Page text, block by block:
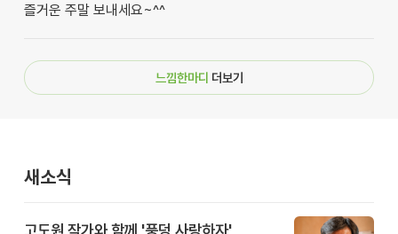
즐거운 주말 보내세요~^^
느낌한마디 더보기
새소식
고도원 작가와 함께 '풍덩 사랑하자'